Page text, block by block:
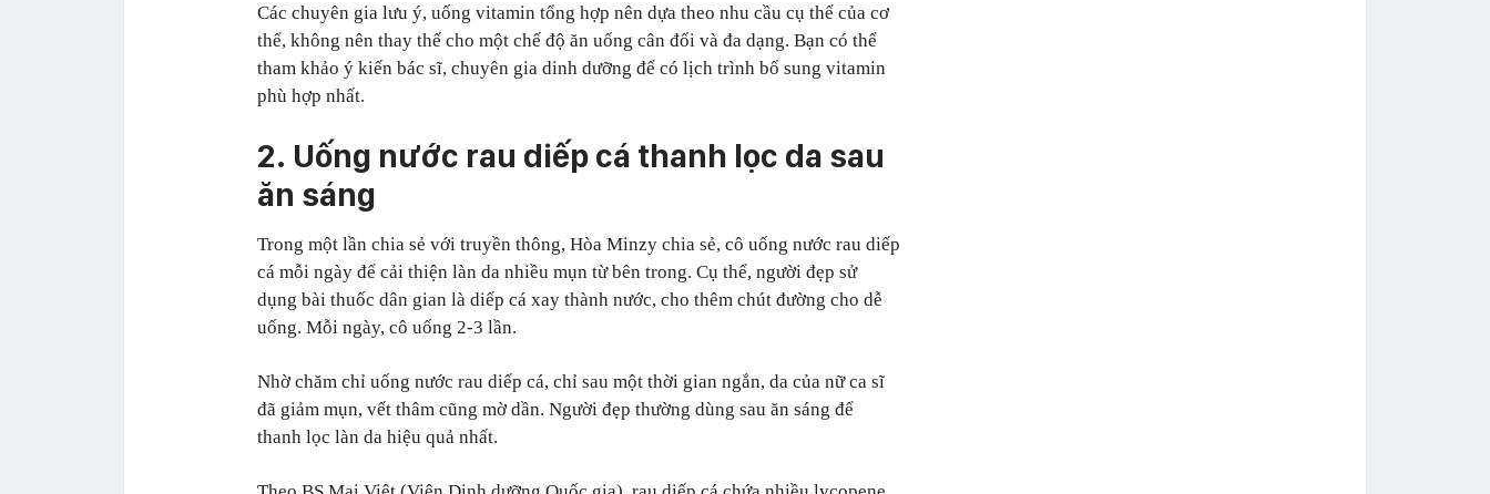
Các chuyên gia lưu ý, uống vitamin tổng hợp nên dựa theo nhu cầu cụ thể của cơ
thể, không nên thay thế cho một chế độ ăn uống cân đối và đa dạng. Bạn có thể
tham khảo ý kiến bác sĩ, chuyên gia dinh dưỡng để có lịch trình bổ sung vitamin
phù hợp nhất.
2. Uống nước rau diếp cá thanh lọc da sau
ăn sáng
Trong một lần chia sẻ với truyền thông, Hòa Minzy chia sẻ, cô uống nước rau diếp
cá mỗi ngày để cải thiện làn da nhiều mụn từ bên trong. Cụ thể, người đẹp sử
dụng bài thuốc dân gian là diếp cá xay thành nước, cho thêm chút đường cho dễ
uống. Mỗi ngày, cô uống 2-3 lần.
Nhờ chăm chỉ uống nước rau diếp cá, chỉ sau một thời gian ngắn, da của nữ ca sĩ
đã giảm mụn, vết thâm cũng mờ dần. Người đẹp thường dùng sau ăn sáng để
thanh lọc làn da hiệu quả nhất.